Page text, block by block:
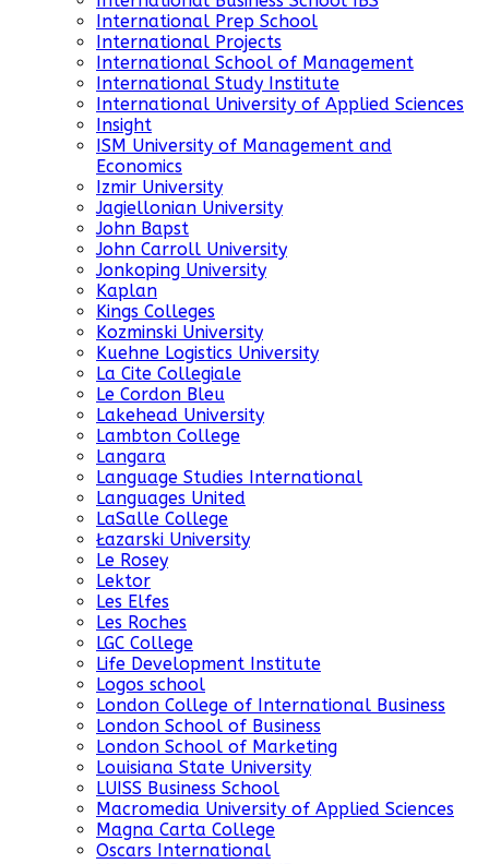
International Prep School
International Projects
International School of Management
International Study Institute
International University of Applied Sciences
Insight
ISM University of Management and
Economics
Izmir University
Jagiellonian University
John Bapst
John Carroll University
Jonkoping University
Kaplan
Kings Colleges
Kozminski University
Kuehne Logistics University
La Cite Collegiale
Le Cordon Bleu
Lakehead University
Lambton College
Langara
Language Studies International
Languages United
LaSalle College
Łazarski University
Le Rosey
Lektor
Les Elfes
Les Roches
LGC College
Life Development Institute
Logos school
London College of International Business
London School of Business
London School of Marketing
Louisiana State University
LUISS Business School
Macromedia University of Applied Sciences
Magna Carta College
Oscars International